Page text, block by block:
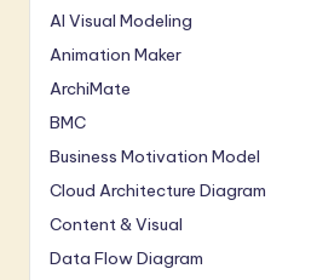
AI Visual Modeling
Animation Maker
ArchiMate
BMC
Business Motivation Model
Cloud Architecture Diagram
Content & Visual
Data Flow Diagram